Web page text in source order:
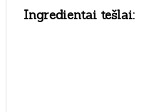
Ingredientai tešlai: